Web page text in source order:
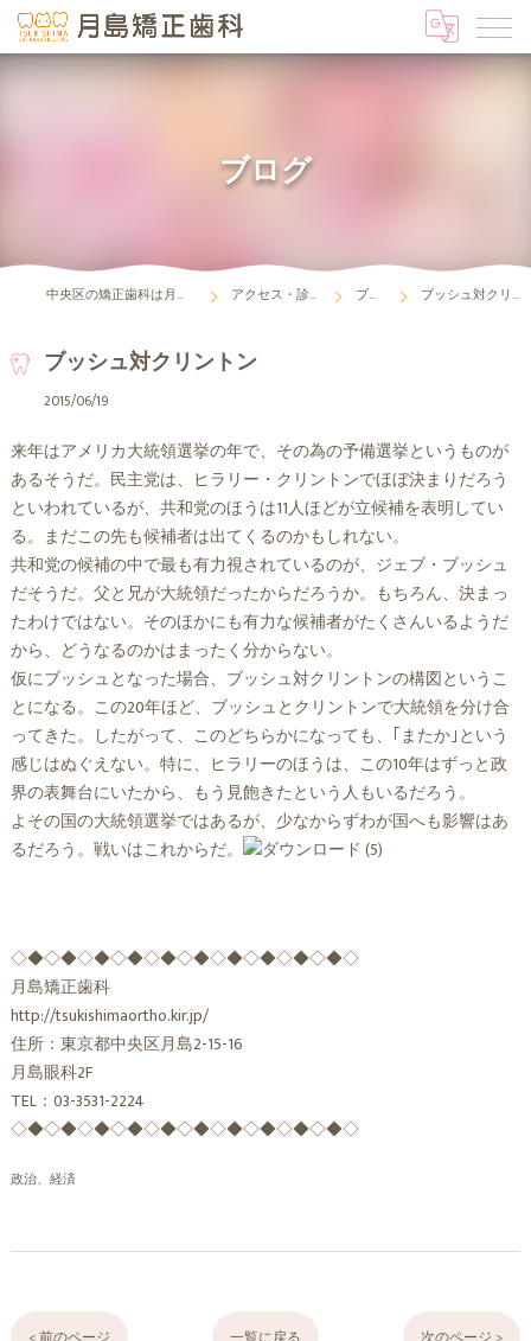
ブログ
中央区の矯正歯科は月島矯正歯科 アクセス・診療時間 ブログ ブッシュ対クリントン
ブッシュ対クリントン
2015/06/19
来年はアメリカ大統領選挙の年で、その為の予備選挙というものが
あるそうだ。民主党は、ヒラリー・クリントンでほぼ決まりだろう
といわれているが、共和党のほうは11人ほどが立候補を表明してい
る。まだこの先も候補者は出てくるのかもしれない。
共和党の候補の中で最も有力視されているのが、ジェブ・ブッシュ
だそうだ。父と兄が大統領だったからだろうか。もちろん、決まっ
たわけではない。そのほかにも有力な候補者がたくさんいるようだ
から、どうなるのかはまったく分からない。
仮にブッシュとなった場合、ブッシュ対クリントンの構図というこ
とになる。この20年ほど、ブッシュとクリントンで大統領を分け合
ってきた。したがって、このどちらかになっても、｢またか｣という
感じはぬぐえない。特に、ヒラリーのほうは、この10年はずっと政
界の表舞台にいたから、もう見飽きたという人もいるだろう。
よその国の大統領選挙ではあるが、少なからずわが国へも影響はあ
るだろう。戦いはこれからだ。
◇◆◇◆◇◆◇◆◇◆◇◆◇◆◇◆◇◆◇◆◇
月島矯正歯科
http://tsukishimaortho.kir.jp/
住所：東京都中央区月島2-15-16
月島眼科2F
TEL：03-3531-2224
◇◆◇◆◇◆◇◆◇◆◇◆◇◆◇◆◇◆◇◆◇
政治、経済